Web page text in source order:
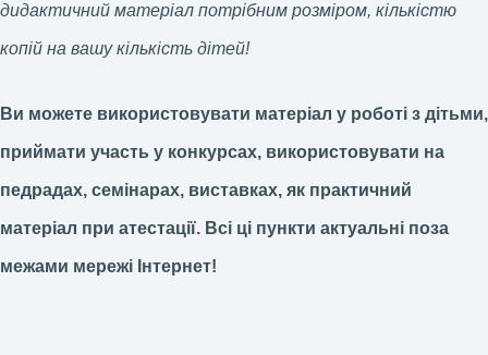
дидактичний матеріал потрібним розміром, кількістю
копій на вашу кількість дітей!
Ви можете використовувати матеріал у роботі з дітьми,
приймати участь у конкурсах, використовувати на
педрадах, семінарах, виставках, як практичний
матеріал при атестації. Всі ці пункти актуальні поза
межами мережі Інтернет!